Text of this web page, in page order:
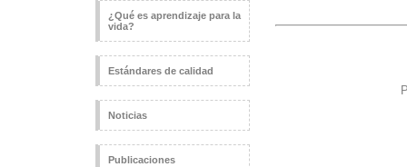
¿Qué es aprendizaje para la
vida?
Estándares de calidad
Noticias
Publicaciones